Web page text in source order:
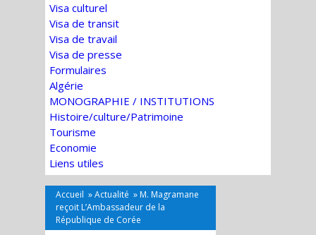
Visa culturel
Visa de transit
Visa de travail
Visa de presse
Formulaires
Algérie
MONOGRAPHIE / INSTITUTIONS
Histoire/culture/Patrimoine
Tourisme
Economie
Liens utiles
Accueil »Actualité » M. Magramane
reçoit L’Ambassadeur de la
République de Corée